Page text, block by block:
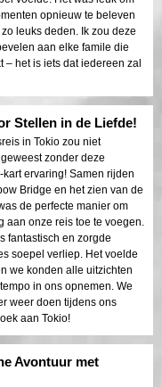
opnieuw te beleven
leuks deden. Ik zou deze
aan elke famile die
– het is iets dat iedereen zal
Stellen in de Liefde!
in Tokio zou niet
zonder deze
ervaring! Samen rijden
Bridge en het zien van de
de perfecte manier om
aan onze reis toe te voegen.
fantastisch en zorgde
soepel verliep. Het voelde
we konden alle uitzichten
in ons opnemen. We
weer doen tijdens ons
aan Tokio!
Avontuur met